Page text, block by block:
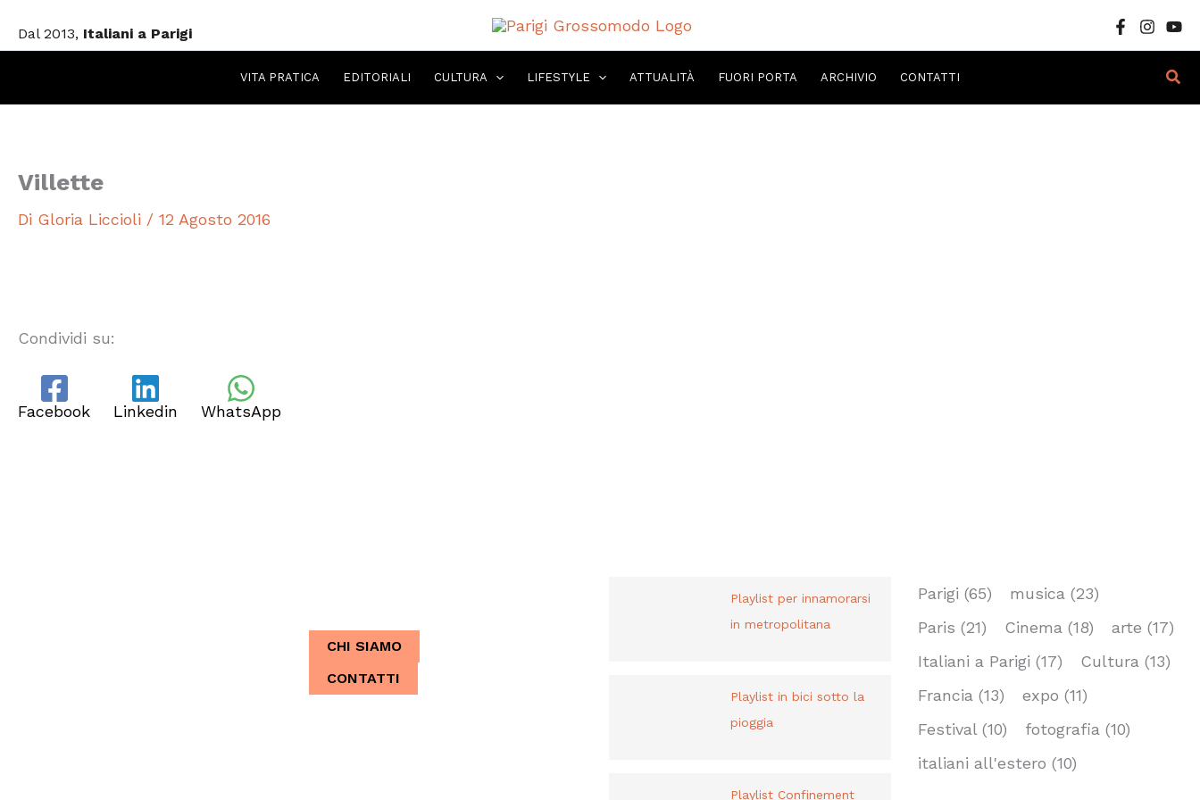
Dal 2013, Italiani a Parigi
VITA PRATICA EDITORIALI CULTURA LIFESTYLE ATTUALITÀ FUORI PORTA ARCHIVIO CONTATTI
Villette
Di Gloria Liccioli / 12 Agosto 2016
Condividi su:
Facebook Linkedin WhatsApp
CHI SIAMO
CONTATTI
Playlist per innamorarsi
in metropolitana
Playlist in bici sotto la
pioggia
Playlist Confinement
Parigi (65) musica (23)
Paris (21) Cinema (18) arte (17)
Italiani a Parigi (17) Cultura (13)
Francia (13) expo (11)
Festival (10) fotografia (10)
italiani all'estero (10)